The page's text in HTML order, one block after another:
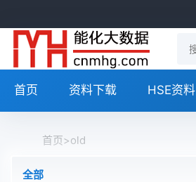
首页 资料下载 HSE资料
首页>old
全部